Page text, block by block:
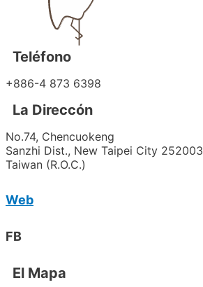
Teléfono
+886-4 873 6398
La Direccón
No.74, Chencuokeng
Sanzhi Dist., New Taipei City 252003
Taiwan (R.O.C.)
Web
FB
El Mapa